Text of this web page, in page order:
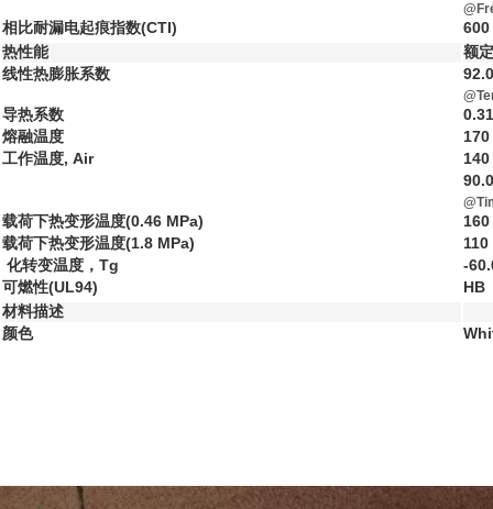
相比耐漏电起痕指数(CTI)
600
热性能
额
线性热膨胀系数
导热系数
熔融温度
170
工作温度, Air
140
载荷下热变形温度(0.46 MPa)
160
载荷下热变形温度(1.8 MPa)
110
化转变温度，Tg
-
可燃性(UL94)
HB
材料描述
颜色